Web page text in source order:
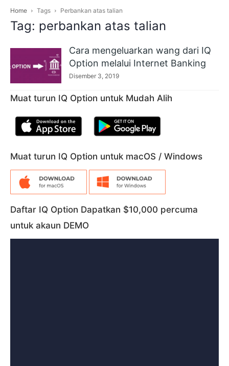
Home Tags Perbankan atas talian
Tag: perbankan atas talian
Cara mengeluarkan wang dari IQ
Option melalui Internet Banking
Disember 3, 2019
Muat turun IQ Option untuk Mudah Alih
Muat turun IQ Option untuk macOS / Windows
Daftar IQ Option Dapatkan $10,000 percuma
untuk akaun DEMO